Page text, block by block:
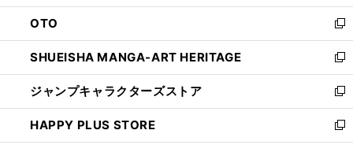
ウ
で
開
く
ン
ド
ウ
で
開
く
OTO
新
し
い
ウ
ィ
ン
ド
SHUEISHA MANGA-ART HERITAGE
新
し
い
ウ
ィ
ジャンプキャラクターズストア
新
し
い
HAPPY PLUS STORE
新